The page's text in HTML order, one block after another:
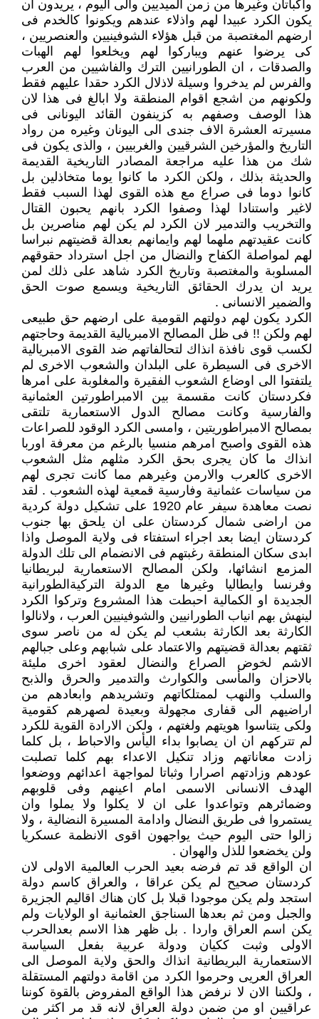
واكباتان وغيرها من زمن الميديين والى اليوم ، يريدون ان
يكون الكرد عبيدا لهم واذلاء عندهم ويكونوا كالخدم فى
ارضهم المغتصبة من قبل هؤلاء الشوفينيين والعنصريين ،
كى يرضوا عنهم ويباركوا لهم ويخلعوا لهم الهبات
والصدقات ، ان الطورانيين الترك والفاشيين من العرب
والفرس لم يدخروا وسيلة لاذلال الكرد حقدا عليهم فقط
ولكونهم من اشجع اقوام المنطقة ولا ابالغ فى هذا لان
هذا الوصف وصفهم به كزينفون القائد اليونانى فى
مسيرته العشرة الاف جندى الى اليونان وغيره من رواد
التاريخ والمؤرخين الشرقيين والغربيين ، والذى يكون فى
شك من هذا عليه مراجعة المصادر التاريخية القديمة
والحديثة بذلك ، ولكن الكرد ما كانوا يوما متخاذلين بل
كانوا دوما فى صراع مع هذه القوى لهذا السبب فقط
لاغير واستنادا لهذا وصفوا الكرد بانهم يحبون القتال
والتخريب والتدمير لان الكرد لم يكن لهم مناصرين بل
كانت عقيدتهم ملهما لهم وايمانهم بعدالة قضيتهم نبراسا
لهم لمواصلة الكفاح والنضال من اجل استرداد حقوقهم
المسلوبة والمغتصبة وتاريخ الكرد شاهد على ذلك لمن
يريد ان يدرك الحقائق التاريخية ويسمع صوت الحق
والضمير الانسانى .
الكرد يكون لهم دولتهم القومية على ارضهم حق طبيعى
لهم ولكن !! فى ظل المصالح الامبريالية القديمة وحاجتهم
لكسب قوى نافذة انذاك لتحالفاتهم ضد القوى الامبريالية
الاخرى فى السيطرة على البلدان والشعوب الاخرى لم
يلتفتوا الى اوضاع الشعوب الفقيرة والمغلوبة على امرها
فكردستان كانت مقسمة بين الامبراطورتين العثمانية
والفارسية وكانت مصالح الدول الاستعمارية تلتقى
بمصالح الامبراطوريتين ، وامسى الكرد الوقود للصراعات
هذه القوى واصبح امرهم منسيا بالرغم من معرفة اوربا
انذاك ما كان يجرى بحق الكرد مثلهم مثل الشعوب
الاخرى كالعرب والارمن وغيرهم مما كانت تجرى لهم
من سياسات عثمانية وفارسية قمعية لهذه الشعوب . لقد
نصت معاهدة سيفر عام 1920 على تشكيل دولة كردية
من اراضى شمال كردستان على ان يلحق بها جنوب
كردستان ايضا بعد اجراء استفتاء فى ولاية الموصل واذا
ابدى سكان المنطقة رغبتهم فى الانضمام الى تلك الدولة
المزمع انشائها، ولكن المصالح الاستعمارية لبريطانيا
وفرنسا وايطاليا وغيرها مع الدولة التركيةالطورانية
الجديدة او الكمالية احبطت هذا المشروع وتركوا الكرد
لينهش بهم انياب الطورانيين والشوفينيين العرب ، ولانالوا
الكارثة بعد الكارثة بشعب لم يكن له من ناصر سوى
ثقتهم بعدالة قضيتهم والاعتماد على شبابهم وعلى جبالهم
الاشم لخوض الصراع والنضال لعقود اخرى مليئة
بالاحزان والمأسى والكوارث والتدمير والحرق والذبح
والسلب والنهب لممتلكاتهم وتشريدهم وابعادهم من
اراضيهم الى قفارى مجهولة وبعيدة لصهرهم كقومية
ولكى يتناسوا هويتهم ولغتهم ، ولكن الارادة القوية للكرد
لم تتركهم ان ان يصابوا بداء اليأس والاحباط ، بل كلما
زادت معاناتهم وزاد تنكيل الاعداء بهم كلما تصلبت
عودهم وزادتهم اصرارا وثباتا لمواجهة اعدائهم ووضعوا
الهدف الانسانى الاسمى امام اعينهم وفى قلوبهم
وضمائرهم وتواعدوا على ان لا يكلوا ولا يملوا وان
يستمروا فى طريق النضال وادامة المسيرة النضالية ، ولا
زالوا حتى اليوم حيث يواجهون اقوى الانظمة عسكريا
ولن يخضعوا للذل والهوان .
ان الواقع قد تم فرضه بعيد الحرب العالمية الاولى لان
كردستان صحيح لم يكن عراقا ، والعراق كاسم دولة
استجد ولم يكن موجودا قبلا بل كان هناك اقاليم الجزيرة
والجبل ومن ثم بعدها السناجق العثمانية او الولايات ولم
يكن اسم العراق واردا . بل ظهر هذا الاسم بعدالحرب
الاولى وثبت ككيان ودولة عربية بفعل السياسة
الاستعمارية البريطانية انذاك والحق ولاية الموصل الى
العراق العريى وحرموا الكرد من اقامة دولتهم المستقلة
، ولكننا الان لا نرفض هذا الواقع المفروض بالقوة كوننا
عراقيين او من ضمن دولة العراق لانه قد مر اكثر من